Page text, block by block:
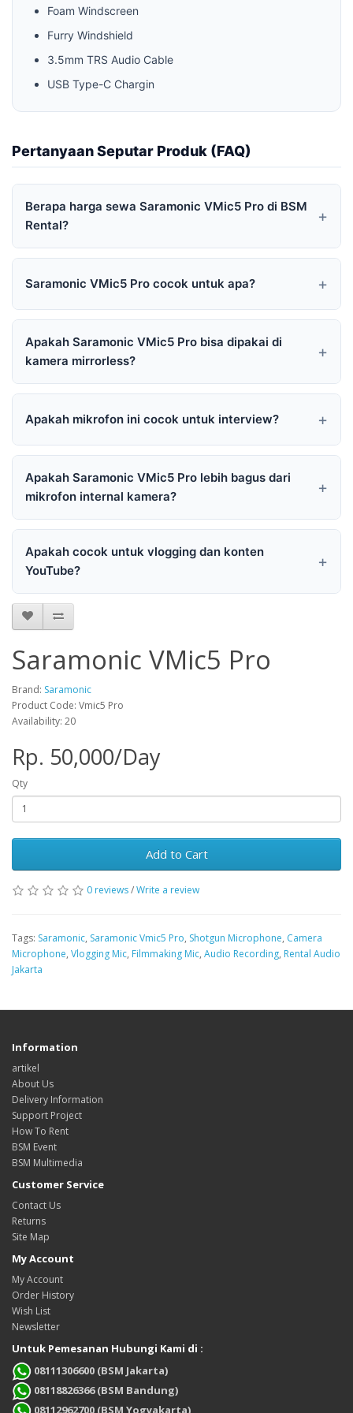
Foam Windscreen
Furry Windshield
3.5mm TRS Audio Cable
USB Type-C Chargin
Pertanyaan Seputar Produk (FAQ)
Berapa harga sewa Saramonic VMic5 Pro di BSM
Rental?
Saramonic VMic5 Pro cocok untuk apa?
Apakah Saramonic VMic5 Pro bisa dipakai di
kamera mirrorless?
Apakah mikrofon ini cocok untuk interview?
Apakah Saramonic VMic5 Pro lebih bagus dari
mikrofon internal kamera?
Apakah cocok untuk vlogging dan konten
YouTube?
Saramonic VMic5 Pro
Brand: Saramonic
Product Code: Vmic5 Pro
Availability: 20
Rp. 50,000/Day
Qty
Add to Cart
0 reviews/Write a review
Tags: Saramonic, Saramonic Vmic5 Pro, Shotgun Microphone, Camera
Microphone, Vlogging Mic, Filmmaking Mic, Audio Recording, Rental Audio
Jakarta
Information
artikel
About Us
Delivery Information
Support Project
How To Rent
BSM Event
BSM Multimedia
Customer Service
Contact Us
Returns
Site Map
My Account
My Account
Order History
Wish List
Newsletter
Untuk Pemesanan Hubungi Kami di :
08111306600 (BSM Jakarta)
08118826366 (BSM Bandung)
08112962700 (BSM Yogyakarta)